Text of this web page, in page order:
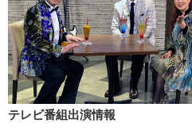
テレビ番組出演情報